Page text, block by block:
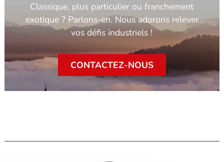
Classique, plus particulier ou franchement
exotique ? Parlons-en. Nous adorons relever
vos défis industriels !
CONTACTEZ-NOUS